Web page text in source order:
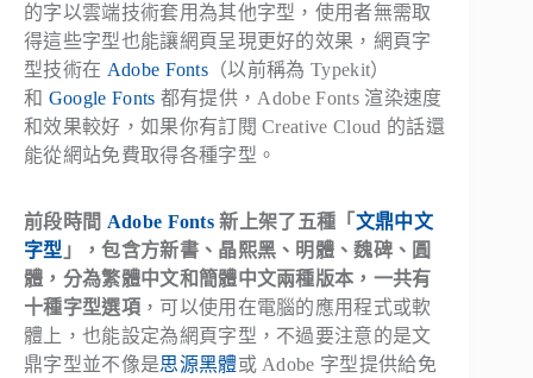
的字以雲端技術套用為其他字型，使用者無需取
得這些字型也能讓網頁呈現更好的效果，網頁字
型技術在 Adobe Fonts （以前稱為 Typekit）
和 Google Fonts 都有提供，Adobe Fonts 渲染速度
和效果較好，如果你有訂閱 Creative Cloud 的話還
能從網站免費取得各種字型。
前段時間 Adobe Fonts 新上架了五種「 文鼎中文
字型 」，包含方新書、晶熙黑、明體、魏碑、圓
體，分為繁體中文和簡體中文兩種版本，一共有
十種字型選項，可以使用在電腦的應用程式或軟
體上，也能設定為網頁字型，不過要注意的是文
鼎字型並不像是思源黑體或 Adobe 字型提供給免